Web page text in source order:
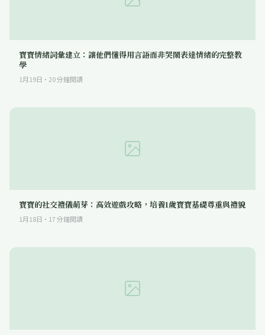
寶寶情緒詞彙建立：讓他們懂得用言語而非哭鬧表達情緒的完整教
學
1月19日 · 20分鐘閱讀
寶寶的社交禮儀萌芽：高效遊戲攻略，培養1歲寶寶基礎尊重與禮貌
1月18日 · 17分鐘閱讀